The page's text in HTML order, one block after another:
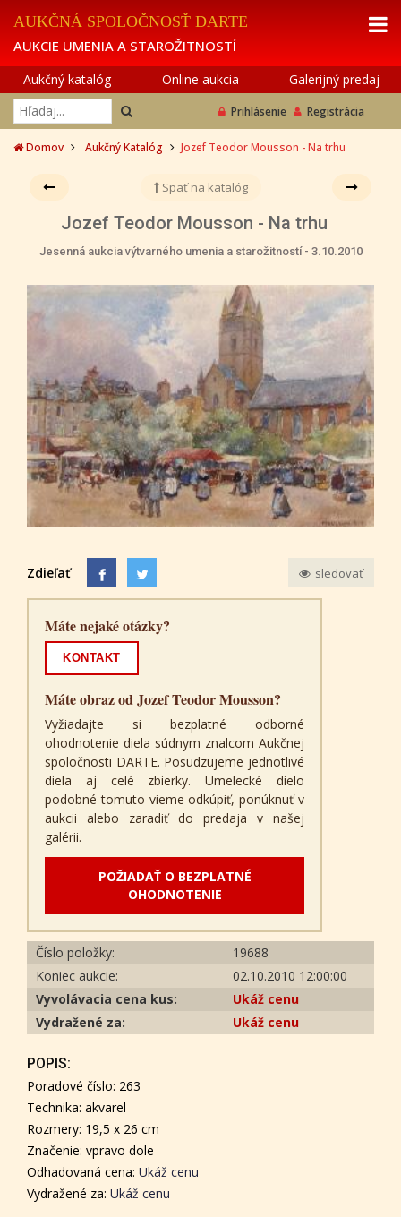
AUKČNÁ SPOLOČNOSŤ DARTE
AUKCIE UMENIA A STAROŽITNOSTÍ
Aukčný katalóg Online aukcia Galerijný predaj
Prihlásenie Registrácia
Domov Aukčný Katalóg Jozef Teodor Mousson - Na trhu
Späť na katalóg
Jozef Teodor Mousson - Na trhu
Jesenná aukcia výtvarného umenia a starožitností - 3.10.2010
Zdieľať sledovať
Máte nejaké otázky?
KONTAKT
Máte obraz od Jozef Teodor Mousson?
Vyžiadajte si bezplatné odborné
ohodnotenie diela súdnym znalcom Aukčnej
spoločnosti DARTE. Posudzujeme jednotlivé
diela aj celé zbierky. Umelecké dielo
podobné tomuto vieme odkúpiť, ponúknuť v
aukcii alebo zaradiť do predaja v našej
galérii.
POŽIADAŤ O BEZPLATNÉ
OHODNOTENIE
Číslo položky:
19688
Koniec aukcie:
02.10.2010 12:00:00
Vyvolávacia cena kus:
Ukáž cenu
Vydražené za:
Ukáž cenu
POPIS:
Poradové číslo: 263
Technika: akvarel
Rozmery: 19,5 x 26 cm
Značenie: vpravo dole
Odhadovaná cena: Ukáž cenu
Vydražené za: Ukáž cenu